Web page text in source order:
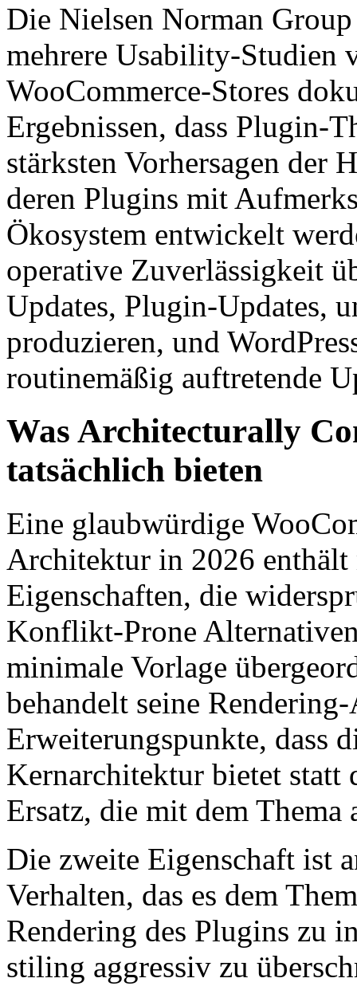
Die Nielsen Norman
mehrere Usability-Studien
WooCommerce-Stores
Ergebnissen, dass Plugin-
stärksten Vorhersagen der
deren Plugins mit
Ökosystem entwickelt
operative Zuverlässigkeit
Updates, Plugin-Updates,
produzieren, und
routinemäßig auftretende
Was Architecturally
tatsächlich bieten
Eine glaubwürdige
Architektur in 2026 enthält
Eigenschaften, die
Konflikt-Prone
minimale Vorlage
behandelt seine
Erweiterungspunkte, dass
Kernarchitektur bietet statt
Ersatz, die mit dem Thema
Die zweite Eigenschaft ist
Verhalten, das es dem
Rendering des Plugins zu
stiling aggressiv zu